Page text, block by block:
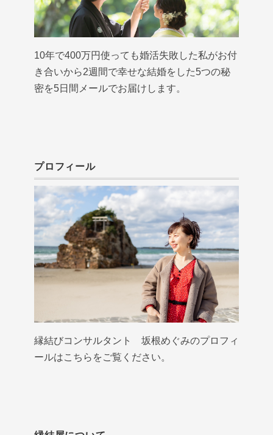
10年で400万円使っても婚活失敗した私がお付
き合いから2週間で幸せな結婚をした5つの秘
密を5日間メールでお届けします。
プロフィール
縁結びコンサルタント 坂根めぐみのプロフィ
ールはこちらをご覧ください。